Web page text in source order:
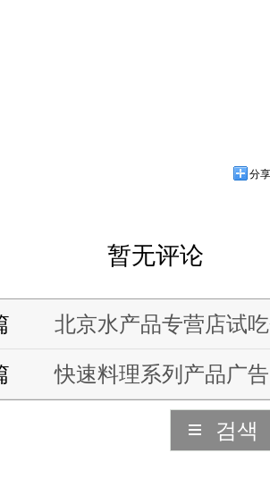
分
暂无评论
北京水产品专营店试
快速料理系列产品广告
검색